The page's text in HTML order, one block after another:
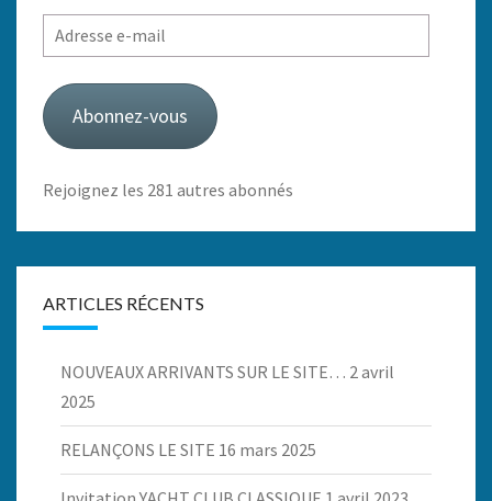
Adresse
e-
mail
Abonnez-vous
Rejoignez les 281 autres abonnés
ARTICLES RÉCENTS
NOUVEAUX ARRIVANTS SUR LE SITE… 2 avril
2025
RELANÇONS LE SITE 16 mars 2025